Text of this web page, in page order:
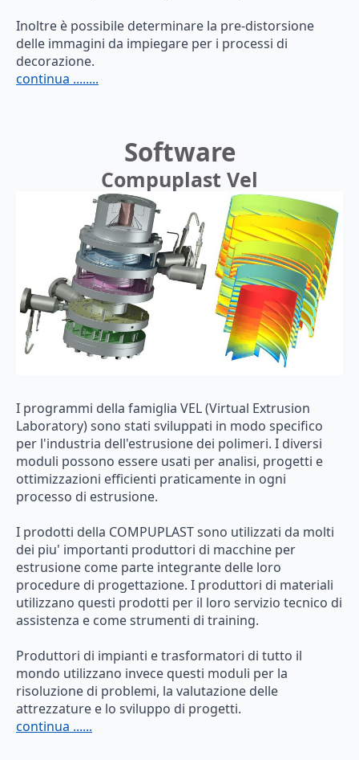
Inoltre è possibile determinare la pre-distorsione
delle immagini da impiegare per i processi di
decorazione.
continua ........
Software
Compuplast Vel
I programmi della famiglia VEL (Virtual Extrusion
Laboratory) sono stati sviluppati in modo specifico
per l'industria dell'estrusione dei polimeri. I diversi
moduli possono essere usati per analisi, progetti e
ottimizzazioni efficienti praticamente in ogni
processo di estrusione.
I prodotti della COMPUPLAST sono utilizzati da molti
dei piu' importanti produttori di macchine per
estrusione come parte integrante delle loro
procedure di progettazione. I produttori di materiali
utilizzano questi prodotti per il loro servizio tecnico di
assistenza e come strumenti di training.
Produttori di impianti e trasformatori di tutto il
mondo utilizzano invece questi moduli per la
risoluzione di problemi, la valutazione delle
attrezzature e lo sviluppo di progetti.
continua ......